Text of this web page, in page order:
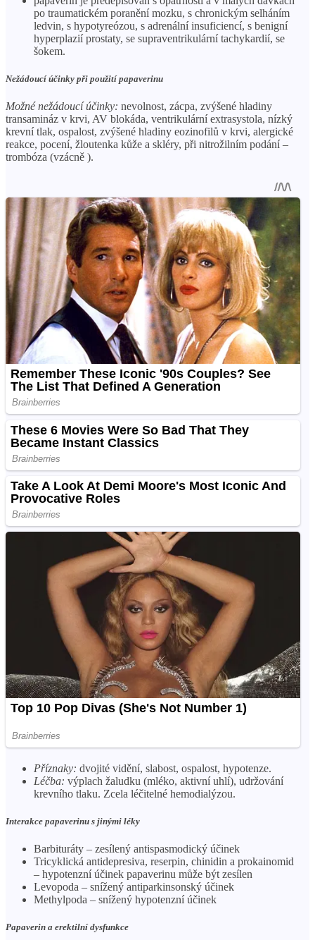
po traumatickém poranění mozku, s chronickým selháním
ledvin, s hypotyreózou, s adrenální insuficiencí, s benigní
hyperplazií prostaty, se supraventrikulární tachykardií, se
šokem.
Nežádoucí účinky při použití papaverinu
Možné nežádoucí účinky: nevolnost, zácpa, zvýšené hladiny
transamináz v krvi, AV blokáda, ventrikulární extrasystola, nízký
krevní tlak, ospalost, zvýšené hladiny eozinofilů v krvi, alergické
reakce, pocení, žloutenka kůže a skléry, při nitrožilním podání –
trombóza (vzácně ).
Příznaky: dvojité vidění, slabost, ospalost, hypotenze.
Léčba: výplach žaludku (mléko, aktivní uhlí), udržování
krevního tlaku. Zcela léčitelné hemodialýzou.
Interakce papaverinu s jinými léky
Barbituráty – zesílený antispasmodický účinek
Tricyklická antidepresiva, reserpin, chinidin a prokainomid
– hypotenzní účinek papaverinu může být zesílen
Levopoda – snížený antiparkinsonský účinek
Methylpoda – snížený hypotenzní účinek
Papaverin a erektilní dysfunkce